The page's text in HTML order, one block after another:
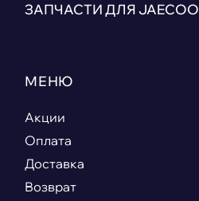
ЗАПЧАСТИ ДЛЯ JAECOO
МЕНЮ
Акции
Оплата
Доставка
Возврат